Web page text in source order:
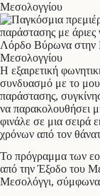
Η εξαιρετική
συνδυασμό με το
παράστασης,
να παρακολουθήσει
φινάλε σε μια σειρά
χρόνων από τον
Το πρόγραμμα των
από την Έξοδο του
Μεσολόγγι,